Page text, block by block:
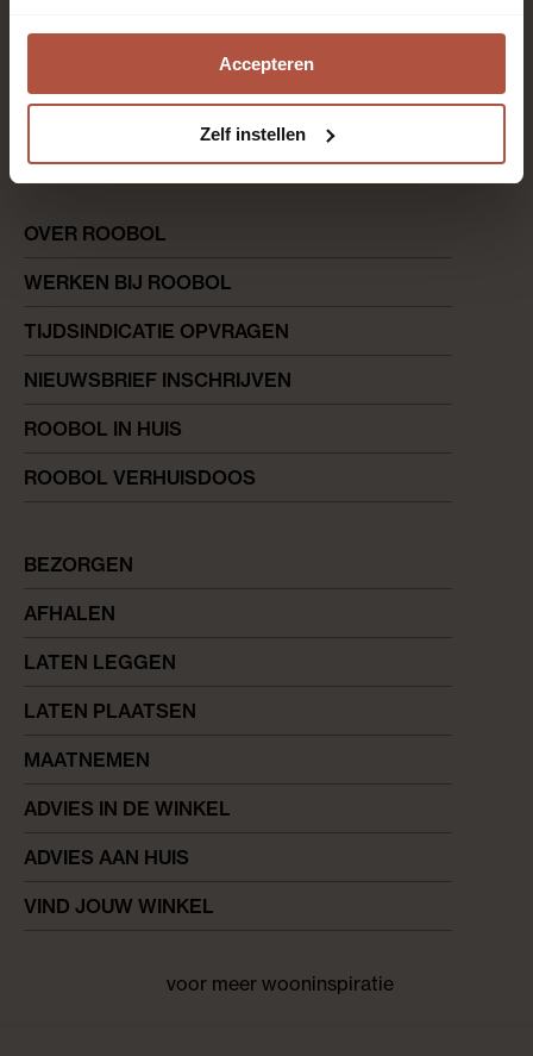
Accepteren
Zelf instellen
OVER ROOBOL
WERKEN BIJ ROOBOL
TIJDSINDICATIE OPVRAGEN
NIEUWSBRIEF INSCHRIJVEN
ROOBOL IN HUIS
ROOBOL VERHUISDOOS
BEZORGEN
AFHALEN
LATEN LEGGEN
LATEN PLAATSEN
MAATNEMEN
ADVIES IN DE WINKEL
ADVIES AAN HUIS
VIND JOUW WINKEL
Chat met een adviseur
maandag t/m vrijdag van 08.00 - 16.45 uur
voor meer wooninspiratie